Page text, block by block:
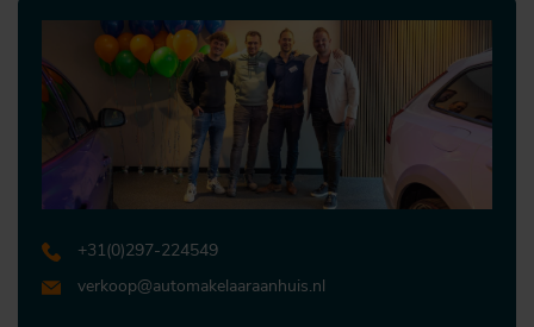
+31 (0)297-224549
verkoop@automakelaaraanhuis.nl